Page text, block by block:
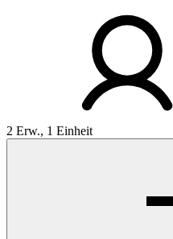
2 Erw., 1 Einheit